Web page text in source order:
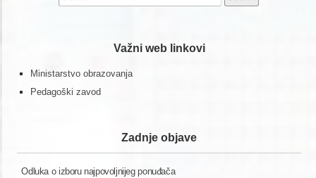
for:
Važni web linkovi
Ministarstvo obrazovanja
Pedagoški zavod
Zadnje objave
Odluka o izboru najpovoljnijeg ponuđača